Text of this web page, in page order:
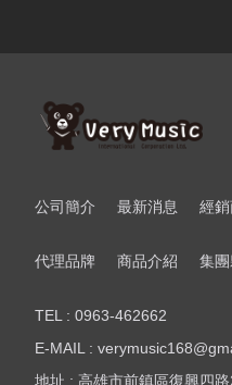
公司簡介 最新消息 經
代理品牌 商品介紹 集
TEL : 0963-462662
E-MAIL :
地址 : 高雄市前鎮區復興四